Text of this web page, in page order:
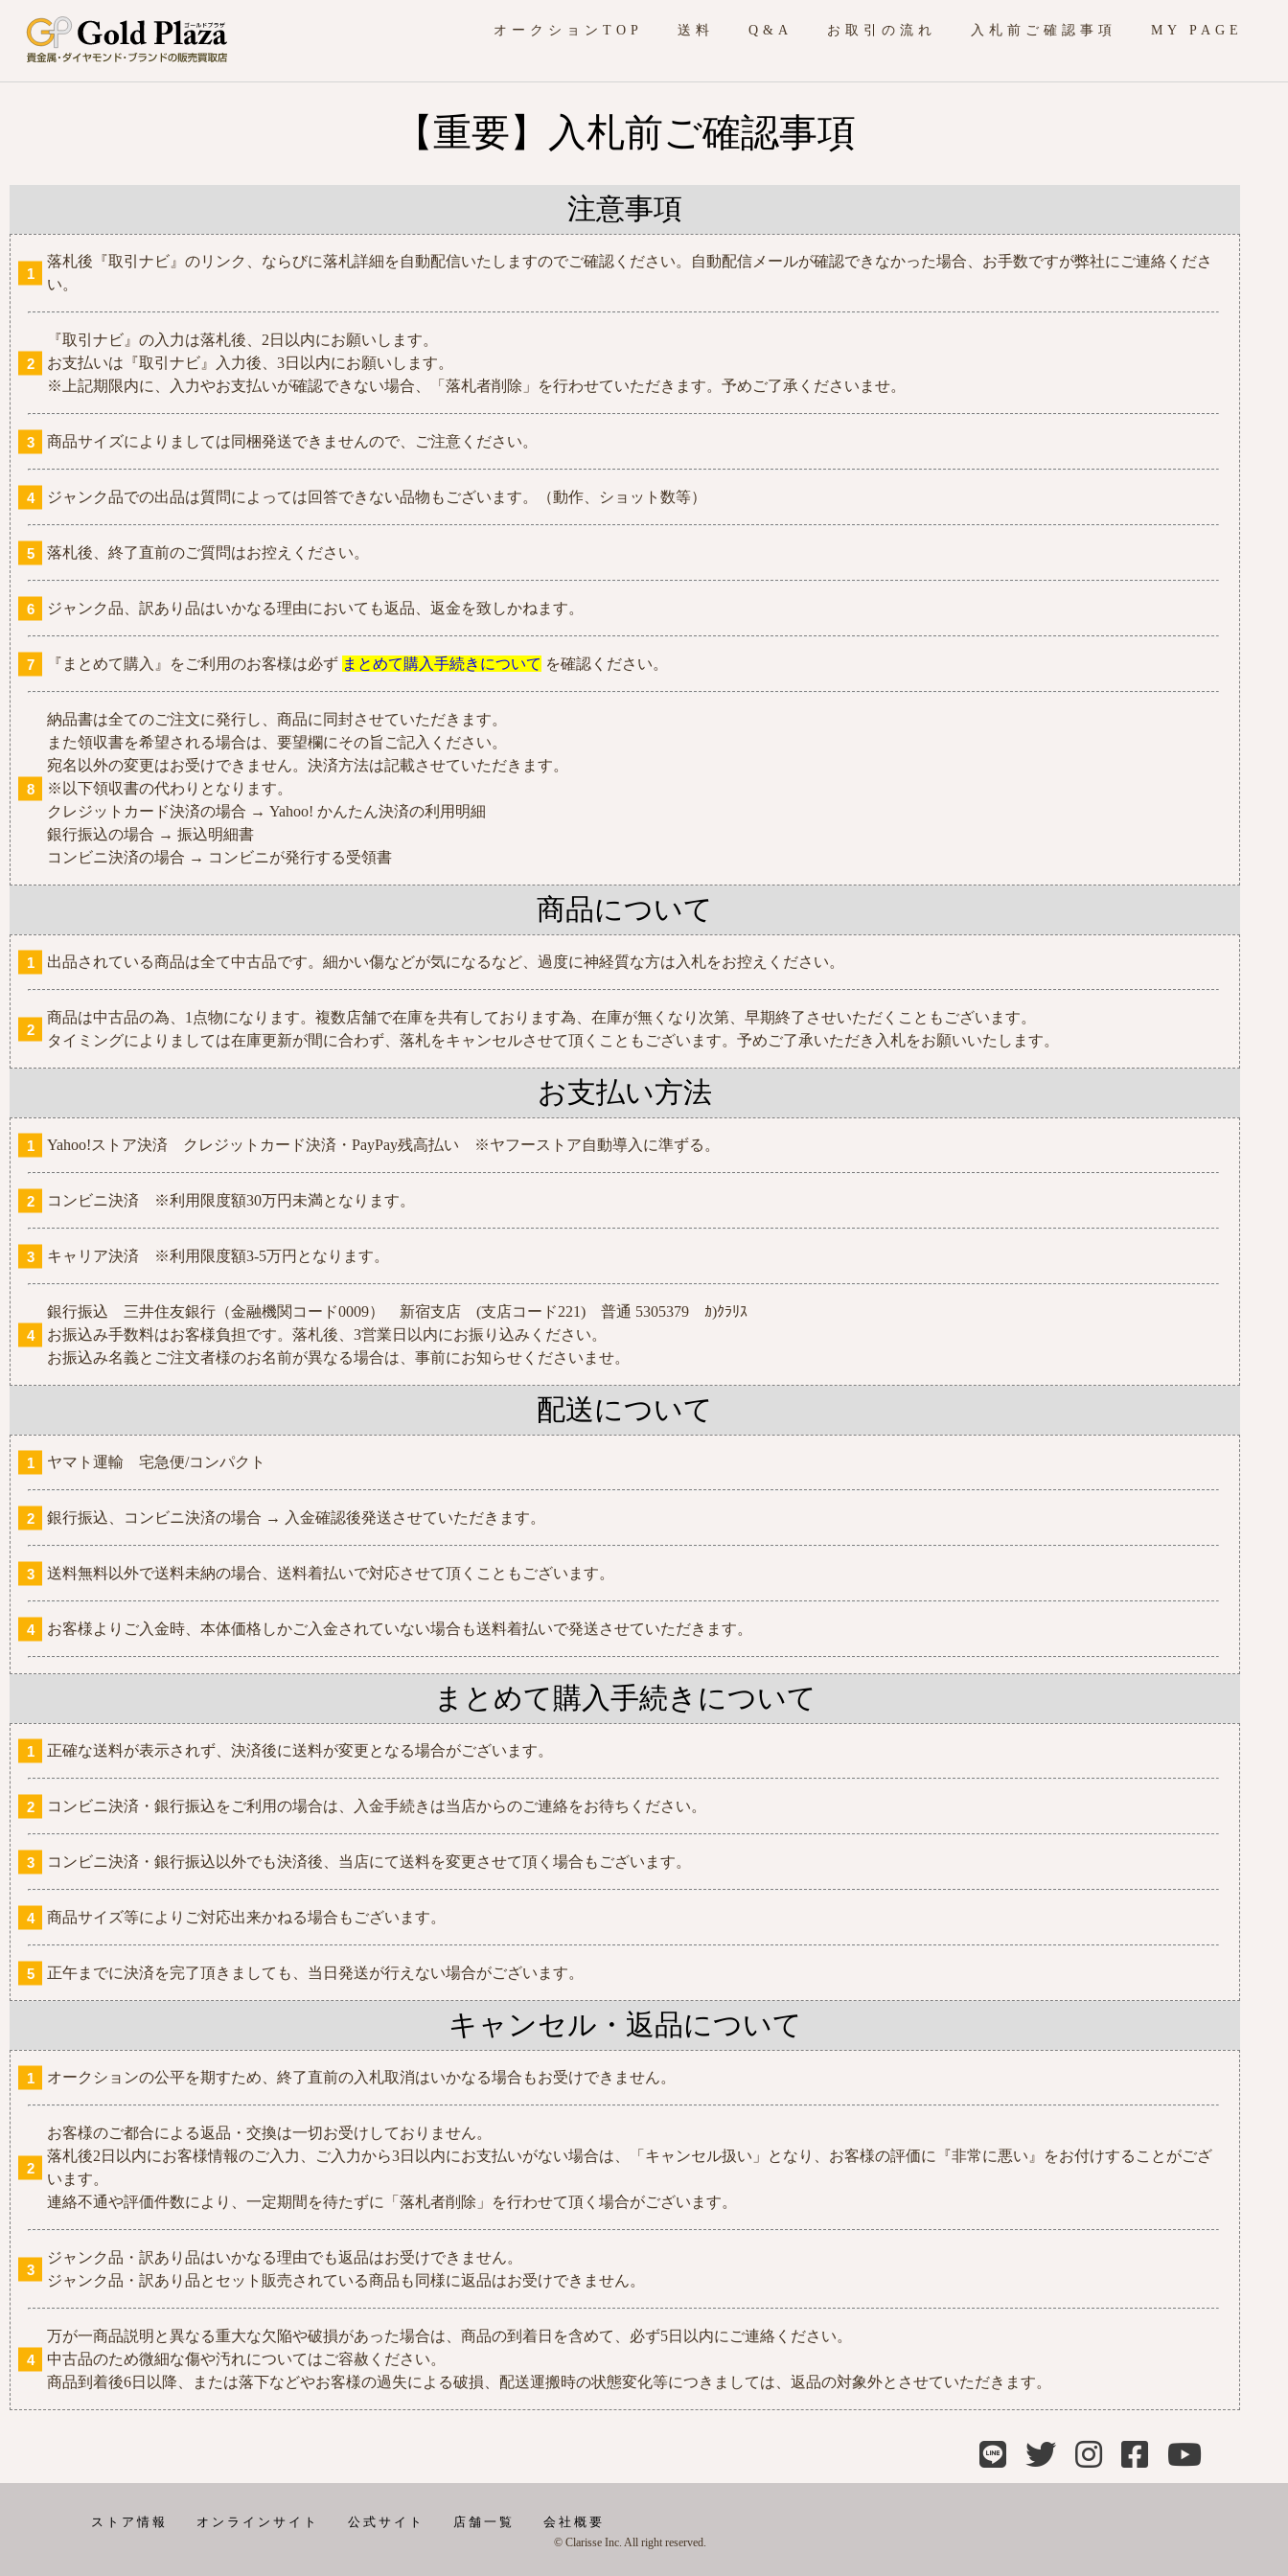
オークションTOP 送料 Q&A お取引の流れ 入札前ご確認事項 MY PAGE
【重要】入札前ご確認事項
注意事項
落札後『取引ナビ』のリンク、ならびに落札詳細を自動配信いたしますのでご確認ください。自動配信メールが確認できなかった場合、お手数ですが弊社にご連絡くださ
い。
『取引ナビ』の入力は落札後、2日以内にお願いします。
お支払いは『取引ナビ』入力後、3日以内にお願いします。
※上記期限内に、入力やお支払いが確認できない場合、「落札者削除」を行わせていただきます。予めご了承くださいませ。
商品サイズによりましては同梱発送できませんので、ご注意ください。
ジャンク品での出品は質問によっては回答できない品物もございます。（動作、ショット数等）
落札後、終了直前のご質問はお控えください。
ジャンク品、訳あり品はいかなる理由においても返品、返金を致しかねます。
『まとめて購入』をご利用のお客様は必ず まとめて購入手続きについて を確認ください。
納品書は全てのご注文に発行し、商品に同封させていただきます。
また領収書を希望される場合は、要望欄にその旨ご記入ください。
宛名以外の変更はお受けできません。決済方法は記載させていただきます。
※以下領収書の代わりとなります。
クレジットカード決済の場合 → Yahoo! かんたん決済の利用明細
銀行振込の場合 → 振込明細書
コンビニ決済の場合 → コンビニが発行する受領書
商品について
出品されている商品は全て中古品です。細かい傷などが気になるなど、過度に神経質な方は入札をお控えください。
商品は中古品の為、1点物になります。複数店舗で在庫を共有しております為、在庫が無くなり次第、早期終了させいただくこともございます。
タイミングによりましては在庫更新が間に合わず、落札をキャンセルさせて頂くこともございます。予めご了承いただき入札をお願いいたします。
お支払い方法
Yahoo!ストア決済 クレジットカード決済・PayPay残高払い ※ヤフーストア自動導入に準ずる。
コンビニ決済 ※利用限度額30万円未満となります。
キャリア決済 ※利用限度額3-5万円となります。
銀行振込 三井住友銀行（金融機関コード0009） 新宿支店 (支店コード221) 普通 5305379 ｶ)ｸﾗﾘｽ
お振込み手数料はお客様負担です。落札後、3営業日以内にお振り込みください。
お振込み名義とご注文者様のお名前が異なる場合は、事前にお知らせくださいませ。
配送について
ヤマト運輸 宅急便/コンパクト
銀行振込、コンビニ決済の場合 → 入金確認後発送させていただきます。
送料無料以外で送料未納の場合、送料着払いで対応させて頂くこともございます。
お客様よりご入金時、本体価格しかご入金されていない場合も送料着払いで発送させていただきます。
まとめて購入手続きについて
正確な送料が表示されず、決済後に送料が変更となる場合がございます。
コンビニ決済・銀行振込をご利用の場合は、入金手続きは当店からのご連絡をお待ちください。
コンビニ決済・銀行振込以外でも決済後、当店にて送料を変更させて頂く場合もございます。
商品サイズ等によりご対応出来かねる場合もございます。
正午までに決済を完了頂きましても、当日発送が行えない場合がございます。
キャンセル・返品について
オークションの公平を期すため、終了直前の入札取消はいかなる場合もお受けできません。
お客様のご都合による返品・交換は一切お受けしておりません。
落札後2日以内にお客様情報のご入力、ご入力から3日以内にお支払いがない場合は、「キャンセル扱い」となり、お客様の評価に『非常に悪い』をお付けすることがござ
います。
連絡不通や評価件数により、一定期間を待たずに「落札者削除」を行わせて頂く場合がございます。
ジャンク品・訳あり品はいかなる理由でも返品はお受けできません。
ジャンク品・訳あり品とセット販売されている商品も同様に返品はお受けできません。
万が一商品説明と異なる重大な欠陥や破損があった場合は、商品の到着日を含めて、必ず5日以内にご連絡ください。
中古品のため微細な傷や汚れについてはご容赦ください。
商品到着後6日以降、または落下などやお客様の過失による破損、配送運搬時の状態変化等につきましては、返品の対象外とさせていただきます。
ストア情報 オンラインサイト 公式サイト 店舗一覧 会社概要
© Clarisse Inc. All right reserved.